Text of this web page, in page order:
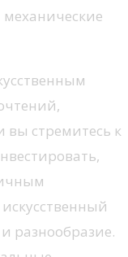
механические
вы стремитесь к
разнообразие.